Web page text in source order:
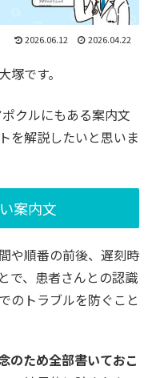
2026.06.12 2026.04.22
です。
クルにもある案内文
を解説したいと思いま
案内文
や順番の前後、遅刻時
で、患者さんとの認識
のトラブルを防ぐこと
念のため全部書いておこ